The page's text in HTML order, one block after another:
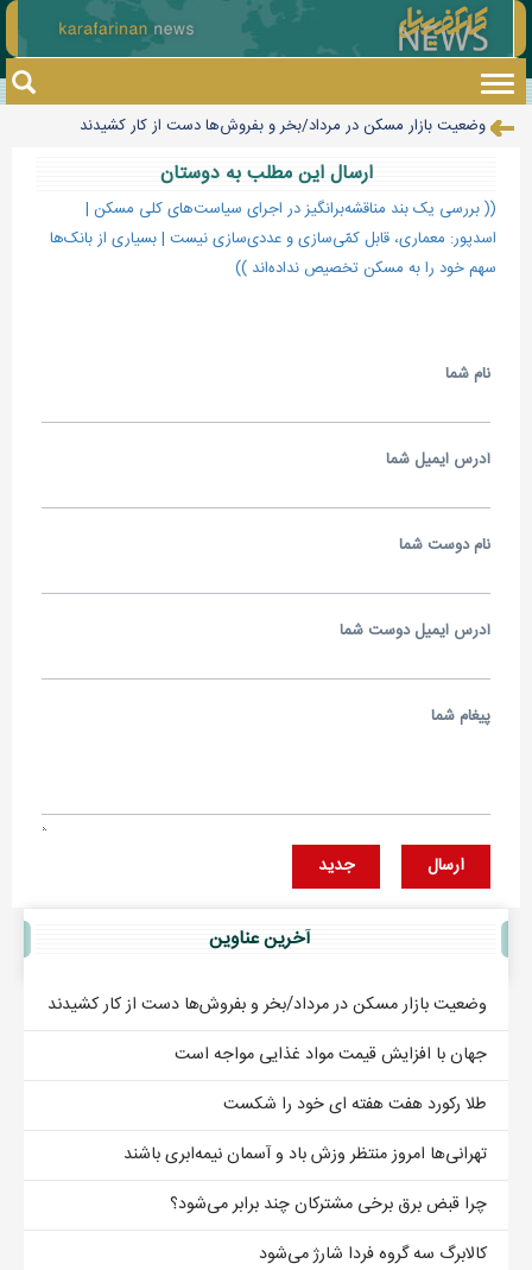
Toggle
navigation
وضعیت بازار مسکن در مرداد/بخر و بفروش‌ها دست از کار کشیدند
دومین دوره جایزه روباه شنی برگزار می‌شود/ جایزه بهترین کتاب به انتخاب
نوجوانان
رحمان عموزاد تنها صدرنشین برترین آزادکاران جهان
تکذیب شایعه «معافیت سربازان فراری»
جهان با افزایش قیمت مواد غذایی مواجه است
دستگیری ۸ نفر از اشرار مسلح شاخص و مرتبطین گروهک‌های تروریستی
چرا قبض برق برخی مشترکان چند برابر می‌شود؟
فروش سینما «عصر جدید» جدی است/اینجا دیگر به درد تئاتر می‌خورد
ارسال اين مطلب به دوستان
(( بررسی یک بند مناقشه‌برانگیز در اجرای سیاست‌های کلی مسکن |
اسدپور: معماری، قابل کمّی‌سازی و عددی‌سازی نیست | بسیاری از بانک‌ها
سهم خود را به مسکن تخصیص نداده‌اند ))
نام شما
آدرس ايميل شما
نام دوست شما
آدرس ايميل دوست شما
پيغام شما
ارسال جديد
آخرين عناوين
وضعیت بازار مسکن در مرداد/بخر و بفروش‌ها دست از کار کشیدند
جهان با افزایش قیمت مواد غذایی مواجه است
طلا رکورد هفت هفته ای خود را شکست
تهرانی‌ها امروز منتظر وزش باد و آسمان نیمه‌ابری باشند
چرا قبض برق برخی مشترکان چند برابر می‌شود؟
کالابرگ سه گروه فردا شارژ می‌شود